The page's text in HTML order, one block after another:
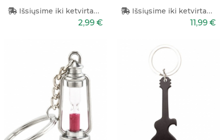
Išsiųsime iki ketvirtadienio
2,99 €
Išsiųsime iki ketvirtadienio
11,99 €